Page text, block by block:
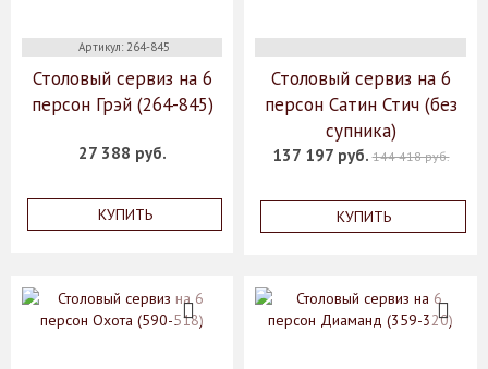
Артикул: 264-845
Столовый сервиз на 6
персон Грэй (264-845)
27 388 руб.
КУПИТЬ
Столовый сервиз на 6
персон Сатин Стич (без
супника)
137 197 руб.144 418 руб.
КУПИТЬ